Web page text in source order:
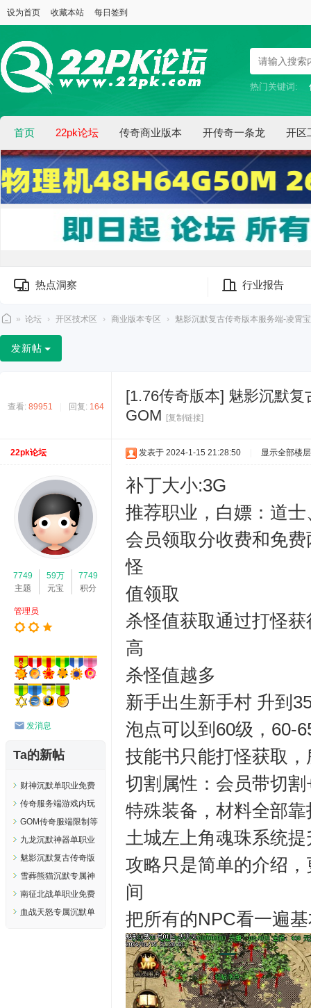
设为首页 收藏本站 每日签到
热门关键词:
首页 22pk论坛 传奇商业版本 开传奇一条龙 开区
热点洞察 行业报告
2
2
» 论坛 › 开区技术区 › 商业版本专区 › 魅影沉默复古传奇版本服务端-凌霄
发新帖
查看: 89951 回复: 164
[1.76传奇版本] 魅影沉默复
GOM
[复制链接]
22pk论坛
7749
主题
59万
元宝
7749
积分
管理员
发消息
Ta的新帖
财神沉默单职业免费
服务端-盾牌宝阁-破
天遗迹-嗜血传承-
GOM
传奇服务端游戏内玩
家打到元宝自动吃的
脚本
GOM传奇服端限制等
级摆摊脚本
九龙沉默神器单职业
传奇版本-仙魔护体-
时装切换-装备加星-
GOM
魅影沉默复古传奇版
本服务端-凌霄宝殿-
切割领取-神魔地图-
GOM
雪葬熊猫沉默专属神
器单职业传奇版本-死
亡之翼-荣誉勋章-修
南征北战单职业免费
服务端-装备附魔-神
血战天怒专属沉默单
发表于 2024-1-15 21:28:50 显示全部楼层
补丁大小:3G
推荐职业，白嫖：道
会员领取分收费和免
怪
值领取
杀怪值获取通过打怪
高
杀怪值越多
新手出生新手村 升到
泡点可以到60级，60-
技能书只能打怪获取
切割属性：会员带切
特殊装备，材料全部
土城左上角魂珠系统
攻略只是简单的介绍
间
把所有的NPC看一遍